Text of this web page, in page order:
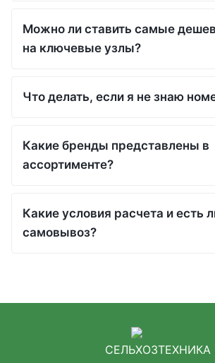
Можно ли ставить самые
на ключевые узлы?
Что делать, если я не знаю
Какие бренды представлены в
ассортименте?
Какие условия расчета и есть
самовывоз?
СЕЛЬХОЗТЕХНИКА